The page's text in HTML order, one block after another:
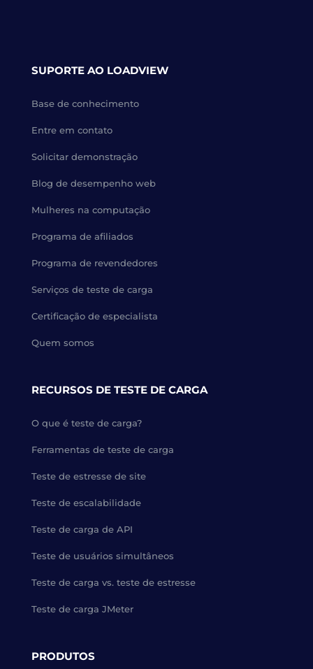
SUPORTE AO LOADVIEW
Base de conhecimento
Entre em contato
Solicitar demonstração
Blog de desempenho web
Mulheres na computação
Programa de afiliados
Programa de revendedores
Serviços de teste de carga
Certificação de especialista
Quem somos
RECURSOS DE TESTE DE CARGA
O que é teste de carga?
Ferramentas de teste de carga
Teste de estresse de site
Teste de escalabilidade
Teste de carga de API
Teste de usuários simultâneos
Teste de carga vs. teste de estresse
Teste de carga JMeter
PRODUTOS